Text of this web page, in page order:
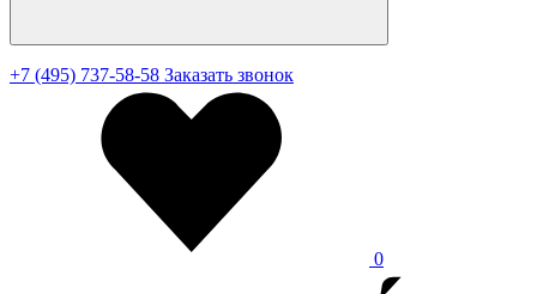
+7 (495) 737-58-58 Заказать звонок
0